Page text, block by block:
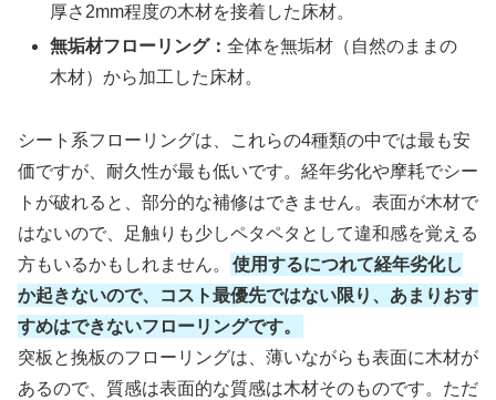
厚さ2mm程度の木材を接着した床材。
無垢材フローリング：全体を無垢材（自然のままの
木材）から加工した床材。
シート系フローリングは、これらの4種類の中では最も安
価ですが、耐久性が最も低いです。 経年劣化や摩耗でシー
トが破れると、部分的な補修はできません。表面が木材で
はないので、足触りも少しペタペタとして違和感を覚える
方もいるかもしれません。
使用するにつれて経年劣化し
か起きないので、コスト最優先ではない限り、あまりおす
すめはできないフローリングです。
突板と挽板のフローリングは、薄いながらも表面に木材が
あるので、質感は表面的な質感は木材そのものです。ただ